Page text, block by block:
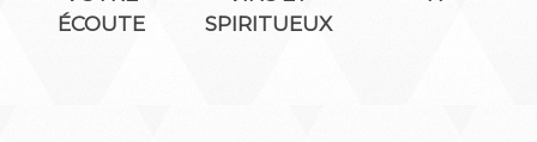
ÉCOUTE
SPIRITUEUX